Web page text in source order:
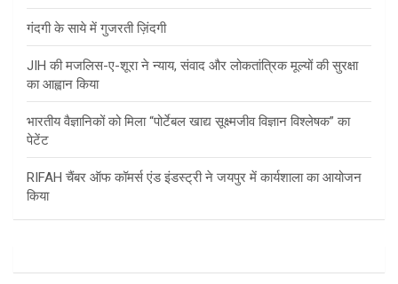
गंदगी के साये में गुजरती ज़िंदगी
JIH की मजलिस-ए-शूरा ने न्याय, संवाद और लोकतांत्रिक मूल्यों की सुरक्षा
का आह्वान किया
भारतीय वैज्ञानिकों को मिला “पोर्टेबल खाद्य सूक्ष्मजीव विज्ञान विश्लेषक” का
पेटेंट
RIFAH चैंबर ऑफ कॉमर्स एंड इंडस्ट्री ने जयपुर में कार्यशाला का आयोजन
किया